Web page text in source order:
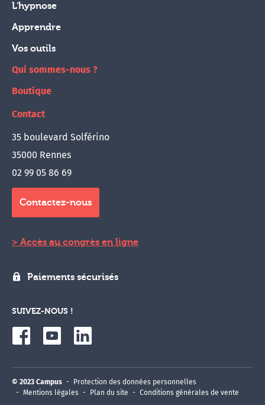
L'hypnose
Apprendre
Vos outils
Qui sommes-nous ?
Boutique
Contact
35 boulevard Solférino
35000 Rennes
02 99 05 86 69
Contactez-nous
Accès au congrès en ligne
Paiements sécurisés
SUIVEZ-NOUS !
© 2023 Campus
Protection des données personnelles
Mentions légales
Plan du site Conditions générales de vente